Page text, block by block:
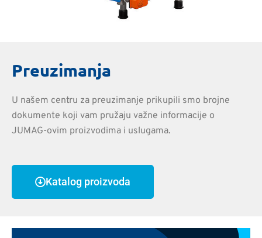
Preuzimanja
U našem centru za preuzimanje prikupili smo brojne
dokumente koji vam pružaju važne informacije o
JUMAG-ovim proizvodima i uslugama.
Katalog proizvoda